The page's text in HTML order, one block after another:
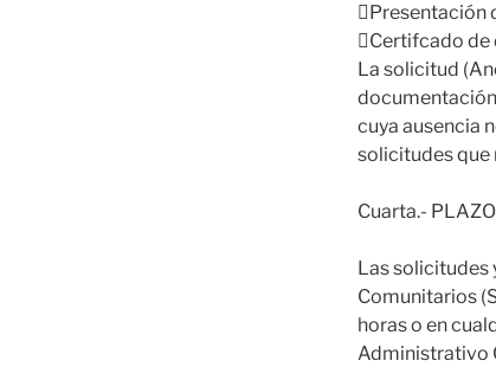
Presentación
Certifcado de
La solicitud
cuya ausencia
solicitudes que
Cuarta.-
Las solicitudes
Comunitarios
horas o en
Administrativo